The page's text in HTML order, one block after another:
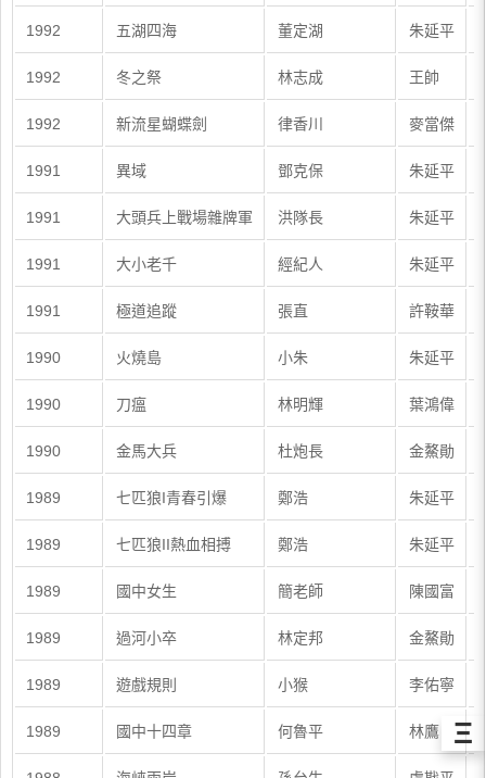
1992 五湖四海 董定湖 朱延平
1992 冬之祭 林志成 王帥
1992 新流星蝴蝶劍 律香川 麥當傑
1991 異域 鄧克保 朱延平
1991 大頭兵上戰場雜牌軍 洪隊長 朱延平
1991 大小老千 經紀人 朱延平
1991 極道追蹤 張直 許鞍華
1990 火燒島 小朱 朱延平
1990 刀瘟 林明輝 葉鴻偉
1990 金馬大兵 杜炮長 金鰲勛
1989 七匹狼I青春引爆 鄭浩 朱延平
1989 七匹狼II熱血相搏 鄭浩 朱延平
1989 國中女生 簡老師 陳國富
1989 過河小卒 林定邦 金鰲勛
1989 遊戲規則 小猴 李佑寧
1989 國中十四章 何魯平 林鷹 Ξ